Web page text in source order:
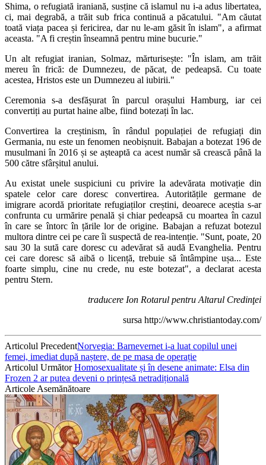
Shima, o refugiată iraniană, susține că islamul nu i-a adus libertatea,
ci, mai degrabă, a trăit sub frica continuă a păcatului. "Am căutat
toată viața pacea și fericirea, dar nu le-am găsit în islam", a afirmat
aceasta. "A fi creștin înseamnă pentru mine bucurie."
Un alt refugiat iranian, Solmaz, mărturisește: "În islam, am trăit
mereu în frică: de Dumnezeu, de păcat, de pedeapsă. Cu toate
acestea, Hristos este un Dumnezeu al iubirii."
Ceremonia s-a desfășurat în parcul orașului Hamburg, iar cei
convertiți au purtat haine albe, fiind botezați în lac.
Convertirea la creștinism, în rândul populației de refugiați din
Germania, nu este un fenomen neobișnuit. Babajan a botezat 196 de
musulmani în 2016 și se așteaptă ca acest număr să crească până la
500 către sfârșitul anului.
Au existat unele suspiciuni cu privire la adevărata motivație din
spatele celor care doresc convertirea. Autoritățile germane de
imigrare acordă prioritate refugiaților creștini, deoarece aceștia s-ar
confrunta cu urmărire penală și chiar pedeapsă cu moartea în cazul
în care se întorc în țările lor de origine. Babajan a refuzat botezul
multora dintre cei pe care îi suspectă de rea-intenție. "Sunt, poate, 20
sau 30 la sută care doresc cu adevărat să audă Evanghelia. Pentru
cei care doresc să aibă o licență, trebuie să întâmpine ușa... Este
foarte simplu, cine nu crede, nu este botezat", a declarat acesta
pentru Stern.
traducere Ion Rotarul pentru Altarul Credinţei
sursa http://www.christiantoday.com/
Articolul PrecedentNorvegia: Barnevernet i-a luat copilul unei
femei, imediat după naștere, de pe masa de operație
Articolul UrmătorHomosexualitate și în desene animate: Elsa din
Frozen 2 ar putea deveni o prințesă netradițională
Articole Asemănătoare